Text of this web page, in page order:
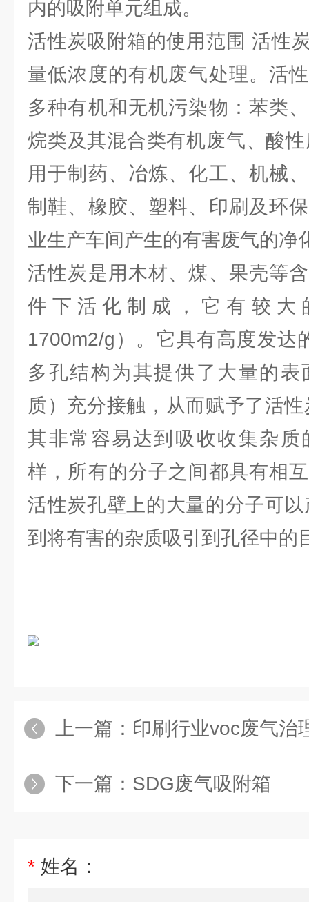
内的吸附单元组成。
活性炭吸附箱的使用范围 活性
量低浓度的有机废气处理。活
多种有机和无机污染物：苯类
烷类及其混合类有机废气、酸
用于制药、冶炼、化工、机械
制鞋、橡胶、塑料、印刷及环
业生产车间产生的有害废气的净
活性炭是用木材、煤、果壳等
件下活化制成，它有较大
1700m2/g）。它具有高度发达
多孔结构为其提供了大量的
质）充分接触，从而赋予了活
其非常容易达到吸收收集杂质
样，所有的分子之间都具有相
活性炭孔壁上的大量的分子可
到将有害的杂质吸引到孔径中的
上一篇： 印刷行业voc废气治
下一篇： SDG废气吸附箱
* 姓名：